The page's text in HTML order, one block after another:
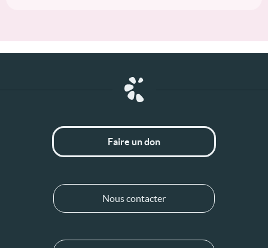
Faire un don
Nous contacter